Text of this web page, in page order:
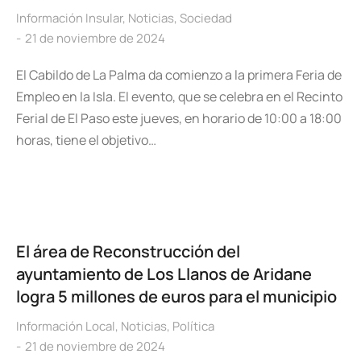
Información Insular, Noticias, Sociedad
21 de noviembre de 2024
El Cabildo de La Palma da comienzo a la primera Feria de
Empleo en la Isla. El evento, que se celebra en el Recinto
Ferial de El Paso este jueves, en horario de 10:00 a 18:00
horas, tiene el objetivo…
El área de Reconstrucción del
ayuntamiento de Los Llanos de Aridane
logra 5 millones de euros para el municipio
Información Local, Noticias, Política
21 de noviembre de 2024